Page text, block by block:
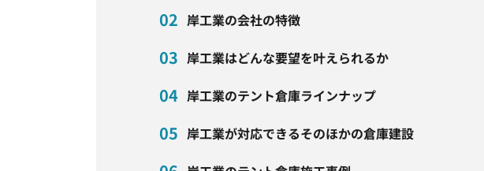
岸工業の会社の特徴
岸工業はどんな要望を叶えられるか
岸工業のテント倉庫ラインナップ
岸工業が対応できるそのほかの倉庫建設